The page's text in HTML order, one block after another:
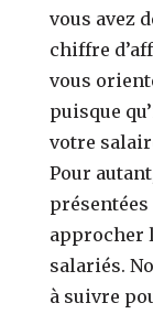
vous avez
chiffre
vous
puisque
votre
Pour
approcher
salariés.
à suivre